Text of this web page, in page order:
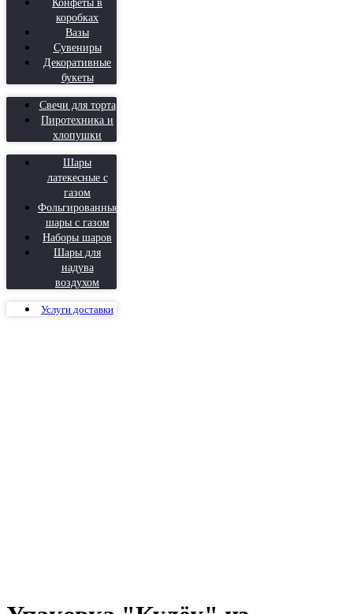
коробках
Вазы
Сувениры
Декоративные
букеты
Свечи для торта
Пиротехника и
хлопушки
Шары
латекесные с
газом
Фольгированные
шары с газом
Наборы шаров
Шары для
надува
воздухом
Услуги доставки